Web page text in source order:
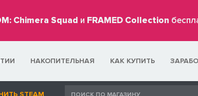
Chimera Squad и FRAMED Collection
НАКОПИТЕЛЬНАЯ КАК КУПИТЬ
STEAM